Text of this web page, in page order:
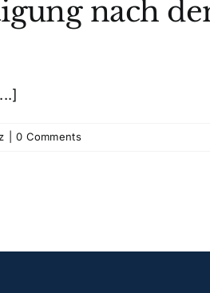
nach
0 Comments